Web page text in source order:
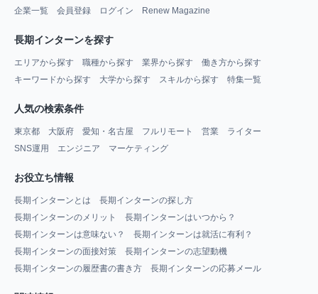
企業一覧
会員登録 ログイン Renew Magazine
長期インターンを探す
エリアから探す 職種から探す 業界から探す
働き方から探す
キーワードから探す
大学から探す スキルから探す 特集一覧
人気の検索条件
東京都 大阪府 愛知・名古屋 フルリモート 営業
ライター
SNS運用
エンジニア マーケティング
お役立ち情報
長期インターンとは
長期インターンの探し方
長期インターンのメリット
長期インターンはいつから？
長期インターンは意味ない？
長期インターンは就活に有利？
長期インターンの面接対策
長期インターンの志望動機
長期インターンの履歴書の書き方
長期インターンの応募メール